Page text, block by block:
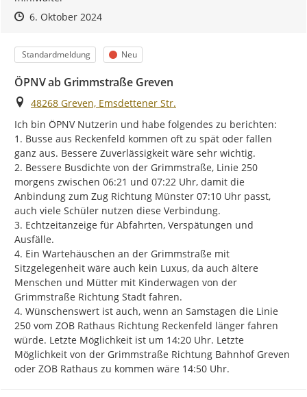
Zeitpunkt des Erstellens
Zeitpunkt des Erstellens
6. Oktober 2024Zur Äußerung
Kategorie
Standardmeldung Status
Neu
ÖPNV ab Grimmstraße Greven
Ort
48268 Greven, Emsdettener Str.
Ich bin ÖPNV Nutzerin und habe folgendes zu berichten:
1. Busse aus Reckenfeld kommen oft zu spät oder fallen
ganz aus. Bessere Zuverlässigkeit wäre sehr wichtig.
2. Bessere Busdichte von der Grimmstraße, Linie 250
morgens zwischen 06:21 und 07:22 Uhr, damit die
Anbindung zum Zug Richtung Münster 07:10 Uhr passt,
auch viele Schüler nutzen diese Verbindung.
3. Echtzeitanzeige für Abfahrten, Verspätungen und
Ausfälle.
4. Ein Wartehäuschen an der Grimmstraße mit
Sitzgelegenheit wäre auch kein Luxus, da auch ältere
Menschen und Mütter mit Kinderwagen von der
Grimmstraße Richtung Stadt fahren.
4. Wünschenswert ist auch, wenn an Samstagen die Linie
250 vom ZOB Rathaus Richtung Reckenfeld länger fahren
würde. Letzte Möglichkeit ist um 14:20 Uhr. Letzte
Möglichkeit von der Grimmstraße Richtung Bahnhof Greven
oder ZOB Rathaus zu kommen wäre 14:50 Uhr.